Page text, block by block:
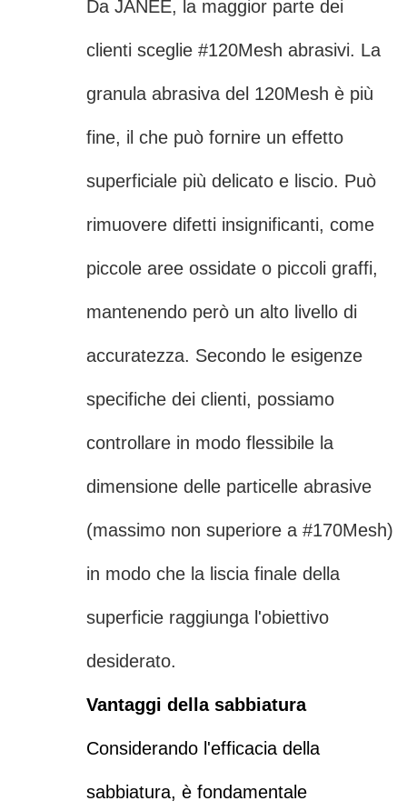
Da JANEE, la maggior parte dei
clienti sceglie #120Mesh abrasivi. La
granula abrasiva del 120Mesh è più
fine, il che può fornire un effetto
superficiale più delicato e liscio. Può
rimuovere difetti insignificanti, come
piccole aree ossidate o piccoli graffi,
mantenendo però un alto livello di
accuratezza. Secondo le esigenze
specifiche dei clienti, possiamo
controllare in modo flessibile la
dimensione delle particelle abrasive
(massimo non superiore a #170Mesh)
in modo che la liscia finale della
superficie raggiunga l'obiettivo
desiderato.
Vantaggi della sabbiatura
Considerando l'efficacia della
sabbiatura, è fondamentale